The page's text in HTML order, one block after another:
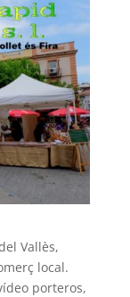
Vallès,
local.
porteros,